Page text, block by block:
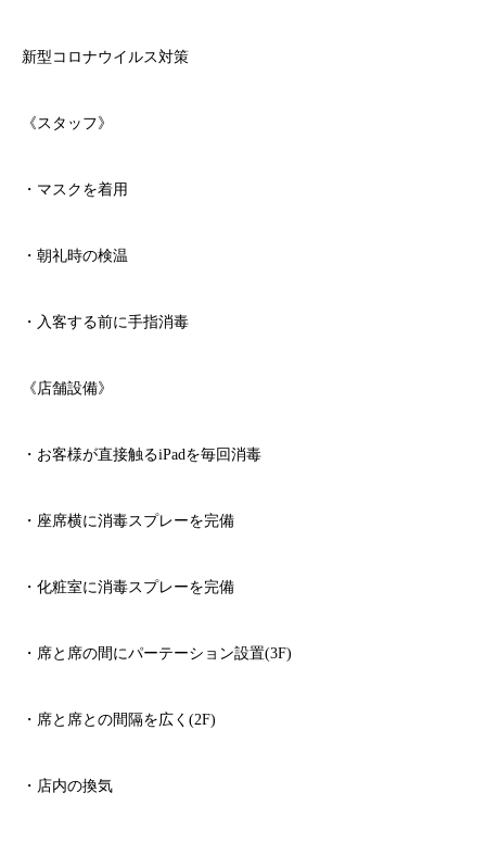
新型コロナウイルス対策
《スタッフ》
・マスクを着用
・朝礼時の検温
・入客する前に手指消毒
《店舗設備》
・お客様が直接触るiPad を毎回消毒
・座席横に消毒スプレーを完備
・化粧室に消毒スプレーを完備
・席と席の間にパーテーション設置(3F)
・席と席との間隔を広く (2F)
・店内の換気